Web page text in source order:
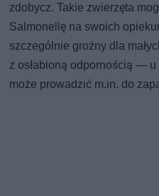
zdobycz. Takie zwierzęta
Salmonellę na swoich
szczególnie groźny dla
z osłabioną odpornością —
może prowadzić m.in. do